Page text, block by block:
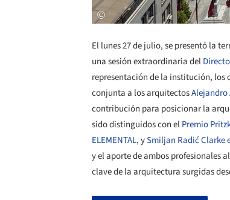
El lunes 27 de julio, se presentó la
una sesión extraordinaria del
representación de la institución,
conjunta a los arquitectosAlejandro
contribución para posicionar la
sido distinguidos con elPremio
ELEMENTAL, ySmiljan Radić Clarke
y el aporte de ambos profesionales
clave de la arquitectura surgidas